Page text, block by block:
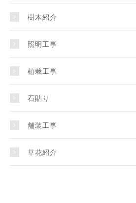
樹木紹介
照明工事
植栽工事
石貼り
舗装工事
草花紹介